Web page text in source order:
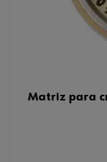
Matriz para